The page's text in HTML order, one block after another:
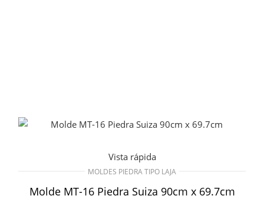
Vista rápida
MOLDES PIEDRA TIPO LAJA
Molde MT-16 Piedra Suiza 90cm x 69.7cm